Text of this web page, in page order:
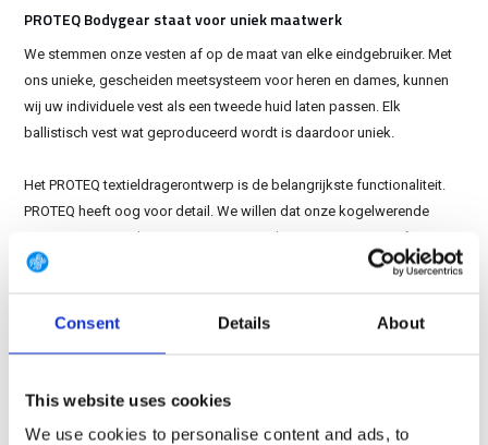
Consent Details About
This website uses cookies
We use cookies to personalise content and ads, to
PROTEQ Bodygear staat voor uniek maatwerk
We stemmen onze vesten af ​​op de maat van elke eindgebruiker. Met
ons unieke, gescheiden meetsysteem voor heren en dames, kunnen
wij uw individuele vest als een tweede huid laten passen. Elk
ballistisch vest wat geproduceerd wordt is daardoor uniek.
Het PROTEQ textieldragerontwerp is de belangrijkste functionaliteit.
PROTEQ heeft oog voor detail. We willen dat onze kogelwerende
vesten er verzorgd uitzien, maar niet ten koste gaan van comfort en
technische functionaliteiten.
PROTEQ's optimale bescherming en bewegingsvrijheid
Ons beschermingspantser is gemaakt van de meest flexibele high-
ballistische flexibiliteit blijft bestaan. Dragers moeten volledige
bewegingsvrijheid hebben tijdens het uitvoeren van hun taken.